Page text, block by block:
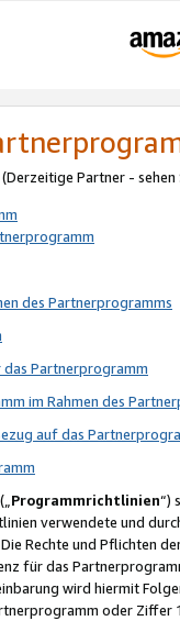
Partner - sehen
des Partnerprogramms
Partnerprogramm
im Rahmen des
auf das
Programmrichtlinien“)
verwendete und
Rechte und Pflichten
für das
wird hiermit
oder